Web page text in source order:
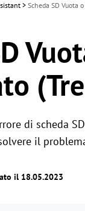
> Scheda SD Vuota
di scheda
il
il 18.05.2023